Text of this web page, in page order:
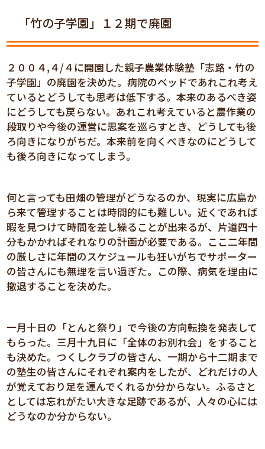
「竹の子学園」１２期で廃園
２００４,４/４に開園した親子農業体験塾「志路・竹の
子学園」の廃園を決めた。病院のベッドであれこれ考え
ているとどうしても思考は低下する。本来のあるべき姿
にどうしても戻らない。あれこれ考えていると農作業の
段取りや今後の運営に思案を巡らすとき、どうしても後
ろ向きになりがちだ。本来前を向くべきなのにどうして
も後ろ向きになってしまう。
何と言っても田畑の管理がどうなるのか、現実に広島か
ら来て管理することは時間的にも難しい。近くであれば
暇を見つけて時間を差し繰ることが出来るが、片道四十
分もかかればそれなりの計画が必要である。ここ二年間
の厳しさに年間のスケジュールも狂いがちでサポーター
の皆さんにも無理を言い過ぎた。この際、病気を理由に
撤退することを決めた。
一月十日の「とんと祭り」で今後の方向転換を発表して
もらった。三月十九日に「全体のお別れ会」をすること
も決めた。つくしクラブの皆さん、一期から十二期まで
の塾生の皆さんにそれぞれ案内をしたが、どれだけの人
が覚えており足を運んでくれるか分からない。ふるさと
としては忘れがたい大きな足跡であるが、人々の心には
どうなのか分からない。